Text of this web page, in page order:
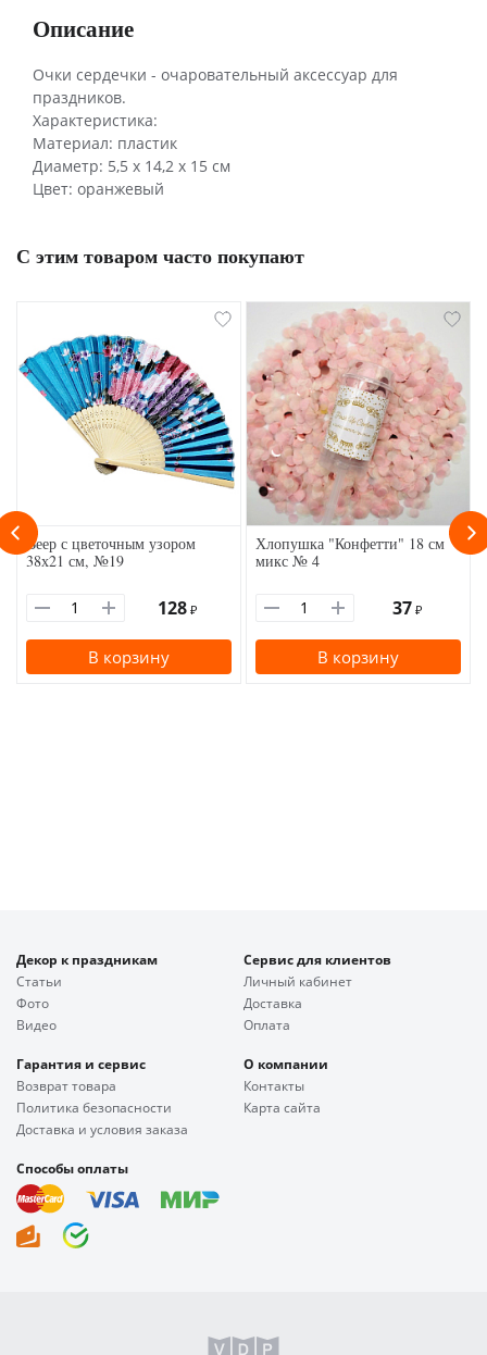
Описание
Очки сердечки - очаровательный аксессуар для
праздников.
Характеристика:
Материал: пластик
Диаметр: 5,5 х 14,2 х 15 см
Цвет: оранжевый
С этим товаром часто покупают
Веер с цветочным узором
38х21 см, №19
128 ₽
В корзину
Хлопушка "Конфетти" 18 см
микс № 4
37 ₽
В корзину
Декор к праздникам
Статьи
Фото
Видео
Сервис для клиентов
Личный кабинет
Доставка
Оплата
Гарантия и сервис
Возврат товара
Политика безопасности
Доставка и условия заказа
О компании
Контакты
Карта сайта
Способы оплаты